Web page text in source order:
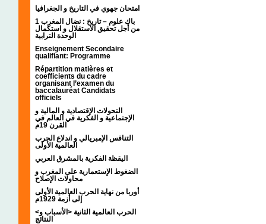
امتحان جهوي في التاريخ و الجغرافيا
1 باك علوم – تاريخ : نضال المغرب
من أجل تحقيق الاستقلال و استكمال
الوحدة الترابية
Enseignement Secondaire
qualifiant: Programme
Répartition matières et
coefficients du cadre
organisant l’examen du
baccalauréat Candidats
officiels
التحولات الإقتصادية و المالية و
الإجتماعية و الفكرية في العالم في
القرن 19م
التنافس الإمبريالي و اندلاع الحرب
العالمية الأولى
اليقظة الفكرية بالمشرق العربي
الضغوط الإستعمارية على المغرب و
محاولات الإصلاح
أوربا من نهاية الحرب العالمية الأولى
إلى أزمة 1929م
<الحرب العالمية الثانية <الأسباب و
النتائج